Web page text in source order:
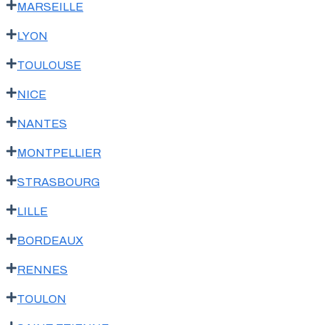
MARSEILLE
LYON
TOULOUSE
NICE
NANTES
MONTPELLIER
STRASBOURG
LILLE
BORDEAUX
RENNES
TOULON